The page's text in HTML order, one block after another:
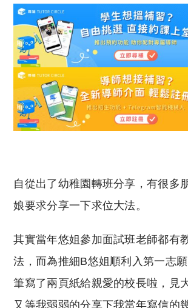
自從出了幼稚園轉班分享，有很多
娘要求分享一下求位大法。
其實當年悠姐參加面試班老師都有
法，而為推細B悠姐順利入第一志
筆寫了兩頁紙給親愛的校長啦，見
又等我弱弱的分享下我當年寫信的